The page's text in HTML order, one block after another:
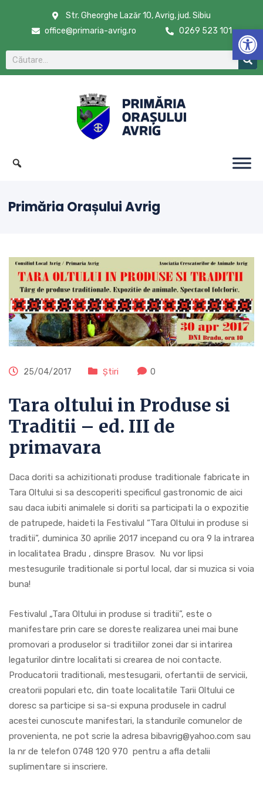
Str. Gheorghe Lazăr 10, Avrig, jud. Sibiu
office@primaria-avrig.ro
0269 523 101
Primăria Orașului Avrig
25/04/2017 Știri 0
Tara oltului in Produse si
Traditii – ed. III de
primavara
Daca doriti sa achizitionati produse traditionale fabricate in
Tara Oltului si sa descoperiti specificul gastronomic de aici
sau daca iubiti animalele si doriti sa participati la o expozitie
de patrupede, haideti la Festivalul “Tara Oltului in produse si
traditii”, duminica 30 aprilie 2017 incepand cu ora 9 la intrarea
in localitatea Bradu , dinspre Brasov. Nu vor lipsi
mestesugurile traditionale si portul local, dar si muzica si voia
buna!
Festivalul „Tara Oltului in produse si traditii”, este o
manifestare prin care se doreste realizarea unei mai bune
promovari a produselor si traditiilor zonei dar si intarirea
legaturilor dintre localitati si crearea de noi contacte.
Producatorii traditionali, mestesugarii, ofertantii de servicii,
creatorii populari etc, din toate localitatile Tarii Oltului ce
doresc sa participe si sa-si expuna produsele in cadrul
acestei cunoscute manifestari, la standurile comunelor de
provenienta, ne pot scrie la adresa bibavrig@yahoo.com sau
la nr de telefon 0748 120 970 pentru a afla detalii
suplimentare si inscriere.